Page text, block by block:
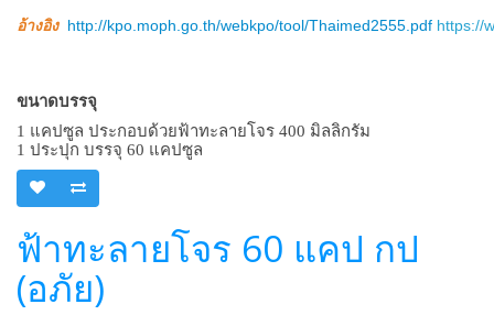
อ้างอิง http://kpo.moph.go.th/webkpo/tool/Thaimed2555.pdf https://
ขนาดบรรจุ
1 แคปซูล ประกอบด้วยฟ้าทะลายโจร 400 มิลลิกรัม
1 ประปุก บรรจุ 60 แคปซูล
ฟ้าทะลายโจร 60 แคป กป
(อภัย)